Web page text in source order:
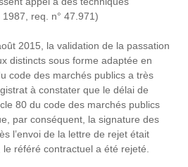
req. n° 47.971)
2015, la validation de la passation
distincts sous forme adaptée en
code des marchés publics a très
à constater que le délai de
80 du code des marchés publics
par conséquent, la signature des
l’envoi de la lettre de rejet était
référé contractuel a été rejeté.